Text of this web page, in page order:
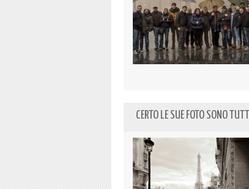
CERTO LE SUE FOTO SONO